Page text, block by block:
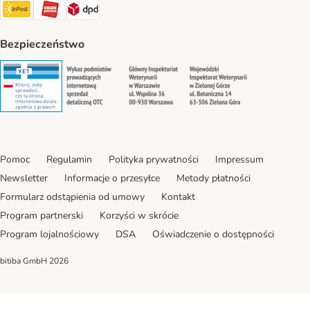
InPost Shipping Method
ORLEN Paczka. Shipping Method
DPD Shipping Method
Bezpieczeństwo
Security Security Security
Pomoc Regulamin Polityka prywatności
Impressum
Newsletter
Informacje o przesyłce
Metody płatności
Formularz odstąpienia od umowy
Kontakt
Program partnerski
Korzyści w skrócie
Program lojalnościowy
DSA Oświadczenie o dostępności
bitiba GmbH 2026